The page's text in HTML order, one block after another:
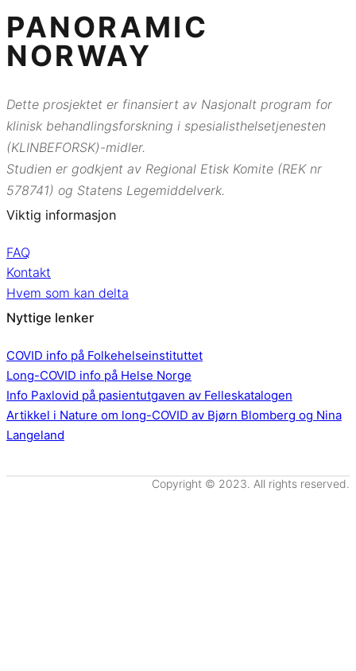
PANORAMIC
NORWAY
Dette prosjektet er finansiert av Nasjonalt program for
klinisk behandlingsforskning i spesialisthelsetjenesten
(KLINBEFORSK)-midler.
Studien er godkjent av Regional Etisk Komite (REK nr
578741) og Statens Legemiddelverk.
Viktig informasjon
FAQ
Kontakt
Hvem som kan delta
Nyttige lenker
COVID info på Folkehelseinstituttet
Long-COVID info på Helse Norge
Info Paxlovid på pasientutgaven av Felleskatalogen
Artikkel i Nature om long-COVID av Bjørn Blomberg og Nina
Langeland
Copyright © 2023. All rights reserved.